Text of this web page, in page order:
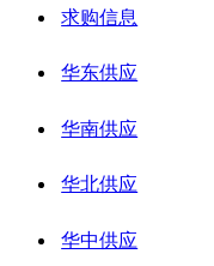
求购信息
华东供应
华南供应
华北供应
华中供应